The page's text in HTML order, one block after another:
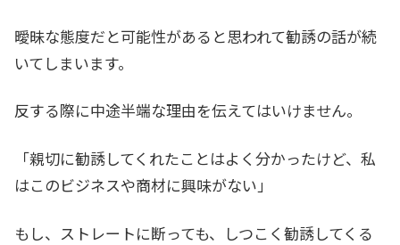
曖昧な態度だと可能性があると思われて勧誘の話が続
いてしまいます。
反する際に中途半端な理由を伝えてはいけません。
「親切に勧誘してくれたことはよく分かったけど、私
はこのビジネスや商材に興味がない」
もし、ストレートに断っても、しつこく勧誘してくる